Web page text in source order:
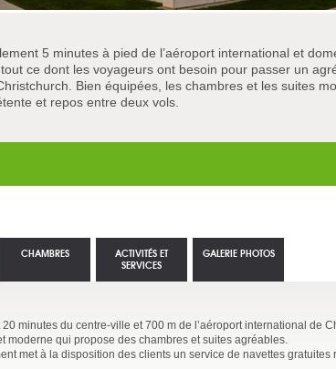
5 minutes à pied de l’aéroport international et
ce dont les voyageurs ont besoin pour passer un
Bien équipées, les chambres et les suites
et repos entre deux vols.
20 minutes du centre-ville et 700 m de l’aéroport international de
moderne qui propose des chambres et suites agréables.
met à la disposition des clients un service de navettes
CHAMBRES
ACTIVITÉS ET
SERVICES
GALERIE PHOTOS